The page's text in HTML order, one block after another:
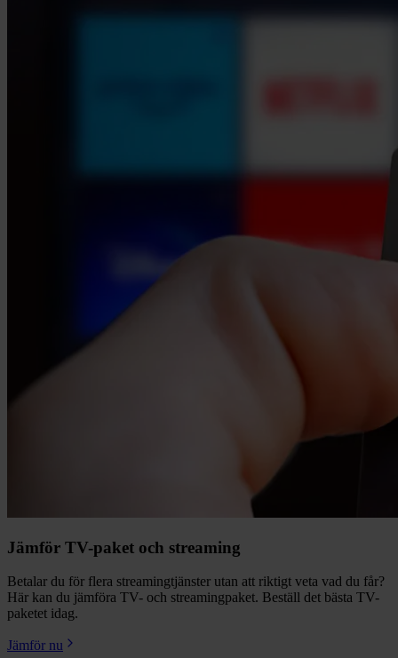
Jämför TV-paket och streaming
Betalar du för flera streamingtjänster utan att riktigt veta vad du får?
Här kan du jämföra TV- och streamingpaket. Beställ det bästa TV-
paketet idag.
Jämför nu